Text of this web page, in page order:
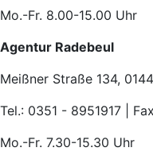
Mo.-Fr. 8.00-15.00 Uhr
Agentur Radebeul
Meißner Straße 134,
Tel.: 0351 - 8951917 |
Mo.-Fr. 7.30-15.30 Uhr